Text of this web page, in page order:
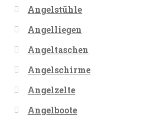
Angelstühle
Angelliegen
Angeltaschen
Angelschirme
Angelzelte
Angelboote